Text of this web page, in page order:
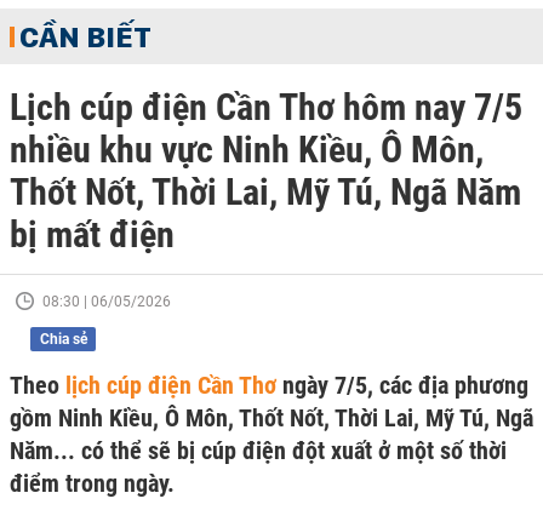
CẦN BIẾT
Lịch cúp điện Cần Thơ hôm nay 7/5
nhiều khu vực Ninh Kiều, Ô Môn,
Thốt Nốt, Thời Lai, Mỹ Tú, Ngã Năm
bị mất điện
08:30 | 06/05/2026
Chia sẻ
Theo lịch cúp điện Cần Thơngày 7/5, các địa phương
gồm Ninh Kiều, Ô Môn, Thốt Nốt, Thời Lai, Mỹ Tú, Ngã
Năm... có thể sẽ bị cúp điện đột xuất ở một số thời
điểm trong ngày.